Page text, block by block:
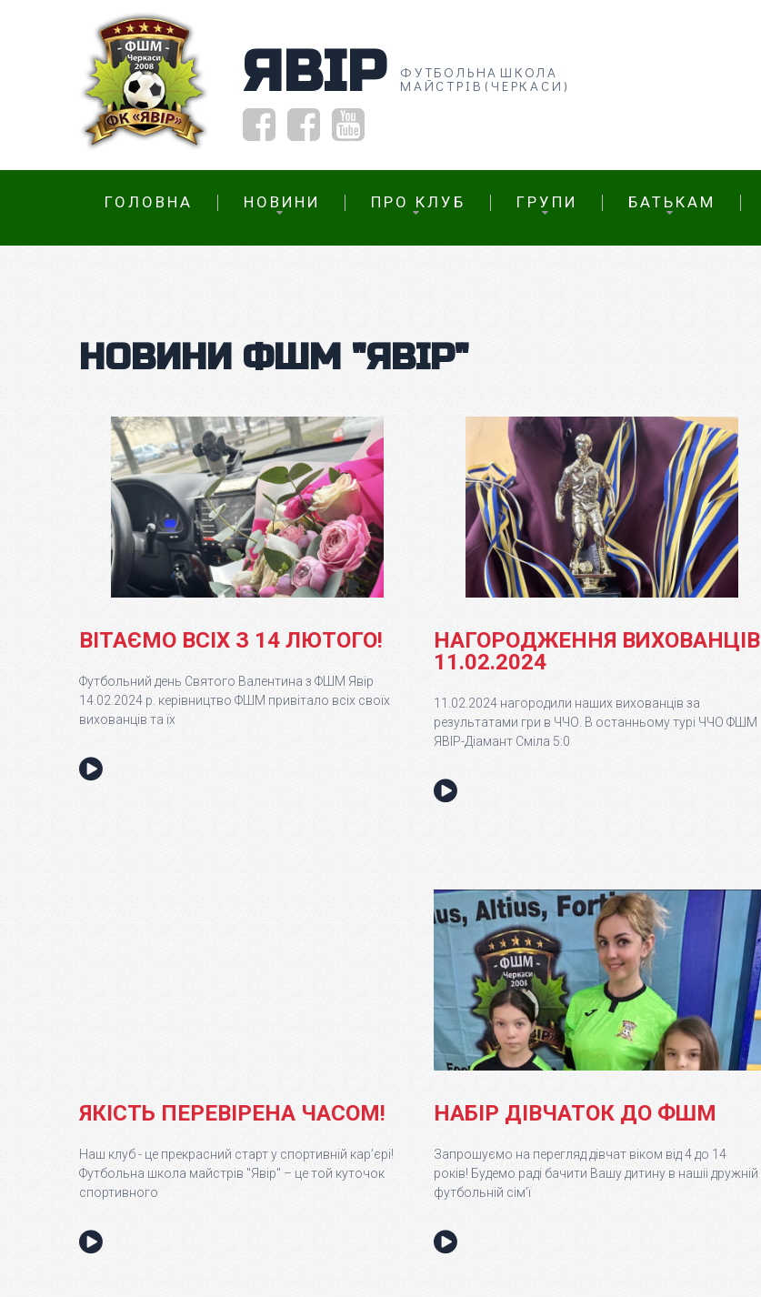
ЯВІР ФУТБОЛЬНА ШКОЛА
МАЙСТРІВ (ЧЕРКАСИ)
ГОЛОВНА НОВИНИ ПРО КЛУБ ГРУПИ БАТЬКАМ
НОВИНИ ФШМ "ЯВІР"
ВІТАЄМО ВСІХ З 14 ЛЮТОГО!
Футбольний день Святого Валентина з ФШМ Явір
14.02.2024 р. керівництво ФШМ привітало всіх своїх
вихованців та їх
НАГОРОДЖЕННЯ ВИХОВАНЦІВ
11.02.2024
11.02.2024 нагородили наших вихованців за
результатами гри в ЧЧО. В останньому турі ЧЧО ФШМ
ЯВІР-Діамант Сміла 5:0
ЯКІСТЬ ПЕРЕВІРЕНА ЧАСОМ!
Наш клуб - це прекрасний старт у спортивній кар’єрі!
Футбольна школа майстрів "Явір" – це той куточок
спортивного
НАБІР ДІВЧАТОК ДО ФШМ
Запрошуємо на перегляд дівчат віком від 4 до 14
років! Будемо раді бачити Вашу дитину в нашіі дружній
футбольній сім’ї